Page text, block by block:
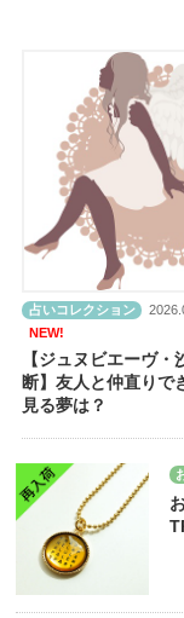
占いコレクション
NEW!
【ジュヌビエーヴ・
断】友人と仲直りで
見る夢は？